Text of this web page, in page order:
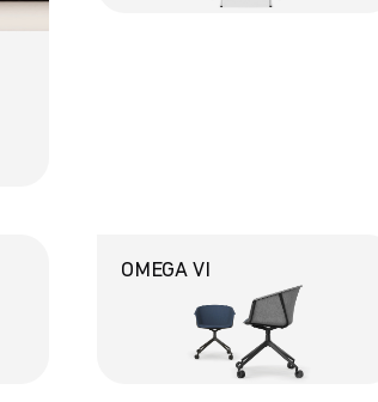
OMEGA VI